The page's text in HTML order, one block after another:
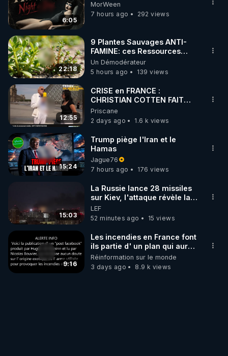
6:05
MorWeen
7 hours ago
292 views
22:18
9 Plantes Sauvages ANTI-
FAMINE: ces Ressources
JARDIN&des Haies
Un Démodérateur
5 hours ago
139 views
12:55
CRISE en FRANCE :
CHRISTIAN COTTEN FAIT
une étrange découverte
Priscane
2 days ago
1.6 k views
15:24
Trump piège l'Iran et le
Hamas
Jague76
7 hours ago
176 views
15:03
La Russie lance 28 missiles
sur Kiev, l'attaque révèle la
faiblesse de Kiev
LEF
52 minutes ago
15 views
9:16
Les incendies en France font
ils partie d' un plan qui aurait
débuté le 11 septembre 2001
?
Réinformation sur le monde
3 days ago
8.9 k views